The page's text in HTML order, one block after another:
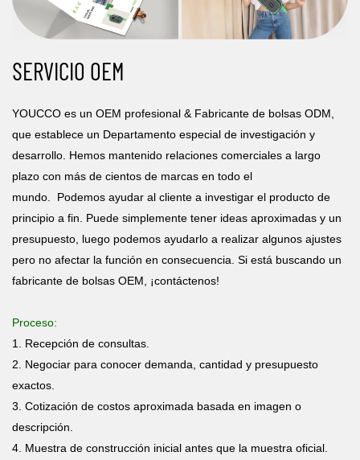
SERVICIO OEM
YOUCCO es un OEM profesional & Fabricante de bolsas ODM,
que establece un Departamento especial de investigación y
desarrollo. Hemos mantenido relaciones comerciales a largo
plazo con más de cientos de marcas en todo el
mundo. Podemos ayudar al cliente a investigar el producto de
principio a fin. Puede simplemente tener ideas aproximadas y un
presupuesto, luego podemos ayudarlo a realizar algunos ajustes
pero no afectar la función en consecuencia. Si está buscando un
fabricante de bolsas OEM, ¡contáctenos!
Proceso:
1. Recepción de consultas.
2. Negociar para conocer demanda, cantidad y presupuesto
exactos.
3. Cotización de costos aproximada basada en imagen o
descripción.
4. Muestra de construcción inicial antes que la muestra oficial.